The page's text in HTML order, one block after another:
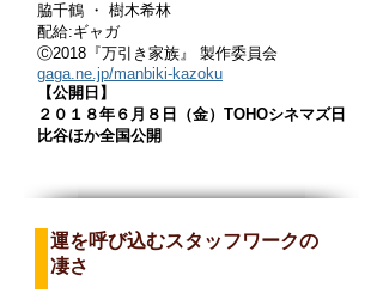
脇千鶴 ・ 樹木希林
配給:ギャガ
Ⓒ2018『万引き家族』 製作委員会
gaga.ne.jp/manbiki-kazoku
【公開日】
２０１８年６月８日（金）TOHOシネマズ日
比谷ほか全国公開
運を呼び込むスタッフワークの
凄さ